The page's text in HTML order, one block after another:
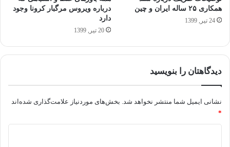
همکاری ۲۵ ساله ایران و چین
24 تیر, 1399
درباره ویروس مرگبار کرونا وجود
دارد
20 تیر, 1399
دیدگاهتان را بنویسید
نشانی ایمیل شما منتشر نخواهد شد. بخش‌های موردنیاز علامت‌گذاری شده‌اند
*